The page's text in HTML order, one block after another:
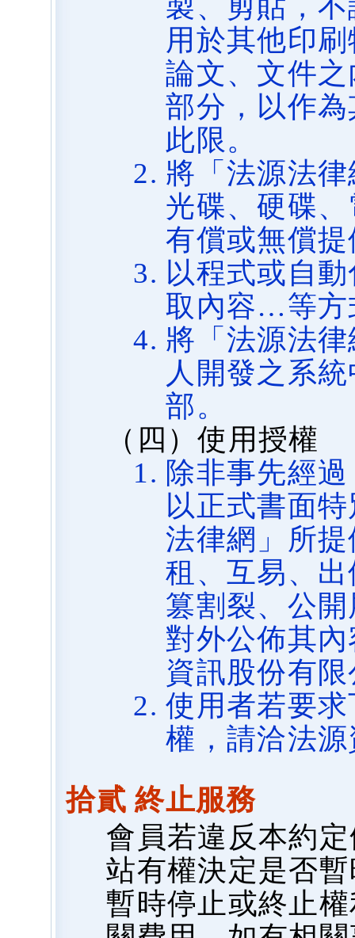
製、剪貼，
用於其他印
論文、文件
部分，以作
此限。
將「法源法
光碟、硬碟
有償或無償
以程式或自
取內容…等方
將「法源法
人開發之系
部。
（四）使用授權
除非事先經
以正式書面
法律網」所
租、互易、
篡割裂、公
對外公佈其
資訊股份有
使用者若要
權，請洽法
拾貳 終止服務
會員若違反本約
站有權決定是否
暫時停止或終止